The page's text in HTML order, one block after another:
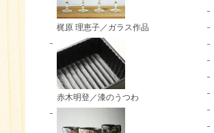
梶原 理恵子／ガラス作品
赤木明登／漆のうつわ